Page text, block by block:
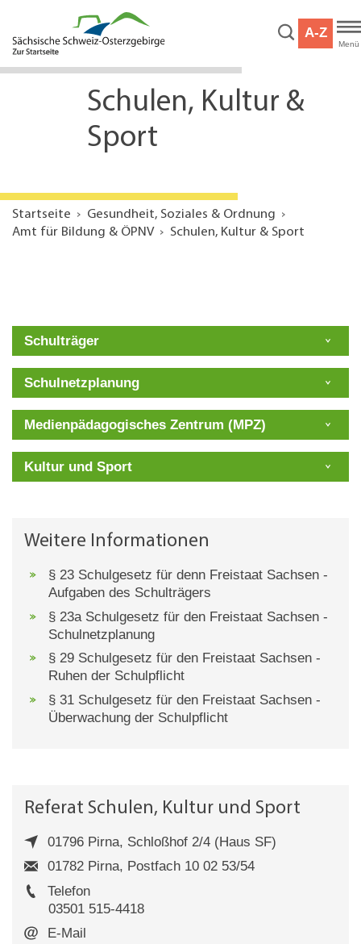
Hauptinhalt
Service
A-Z
Menü
Schulen, Kultur &
Sport
Startseite
Gesundheit, Soziales & Ordnung
Amt für Bildung & ÖPNV
Schulen, Kultur & Sport
Schulträger
Schulnetzplanung
Medienpädagogisches Zentrum (MPZ)
Kultur und Sport
Weitere Informationen
§ 23 Schulgesetz für denn Freistaat Sachsen -
Aufgaben des Schulträgers
§ 23a Schulgesetz für den Freistaat Sachsen -
Schulnetzplanung
§ 29 Schulgesetz für den Freistaat Sachsen -
Ruhen der Schulpflicht
§ 31 Schulgesetz für den Freistaat Sachsen -
Überwachung der Schulpflicht
Referat Schulen, Kultur und Sport
01796 Pirna, Schloßhof 2/4 (Haus SF)
01782 Pirna, Postfach 10 02 53/54
Telefon
03501 515-4418
E-Mail